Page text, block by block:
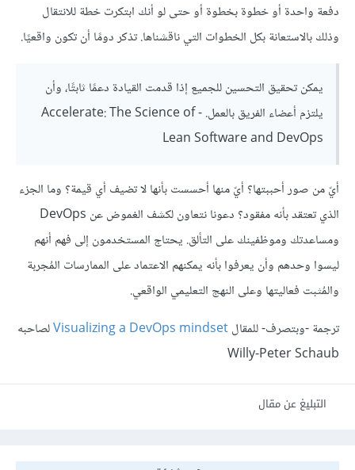
دفعة واحدة أو خطوة بخطوة أو حتى لو أنك ابتكرت خطة للانتقال
وذلك بالاستعانة بكل الخطوات التي ناقشناها. تذكر دومًا أن تكون واقعيًا.
يمكن تحقيق التحسين للجميع إذا قدمت القيادة دعمًا ثابتًا، وأن
يلتزم أعضاء الفريق بالعمل. - Accelerate: The Science of
Lean Software and DevOps
أيّ من صور أحببتها؟ أيّ منها أحسست بأنها لا تضيف أي قيمة؟ وما الجزء
الذي تعتقد بأنه مفقود؟ دعونا نتعاون لكشف الغموض عن DevOps
ومساعدتك وموظفينك على التألق. يحتاج المستخدمون إلى فهم أنهم
ليسوا وحدهم وأن يعرفوا بأنه يمكنهم الاعتماد على الممارسات المُجربة
والمُثبت فعاليتها وعلى النهج التعليمي الواقعي.
ترجمة -وبتصرف- للمقالVisualizing a DevOps mindsetلصاحبه
Willy-Peter Schaub
التبليغ عن مقال